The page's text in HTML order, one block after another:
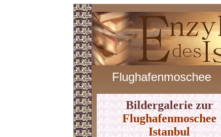
Flughafenmoschee
Bildergalerie zur
Flughafenmoschee
Istanbul